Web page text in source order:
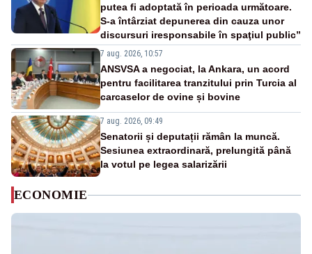
putea fi adoptată în perioada următoare.
S-a întârziat depunerea din cauza unor
discursuri iresponsabile în spaţiul public”
7 aug. 2026, 10:57
ANSVSA a negociat, la Ankara, un acord
pentru facilitarea tranzitului prin Turcia al
carcaselor de ovine și bovine
7 aug. 2026, 09:49
Senatorii și deputații rămân la muncă.
Sesiunea extraordinară, prelungită până
la votul pe legea salarizării
ECONOMIE